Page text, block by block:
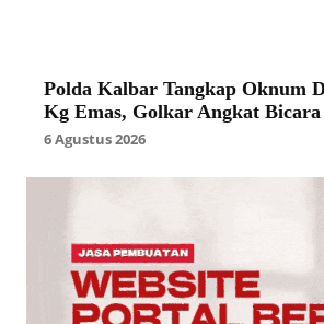
Polda Kalbar Tangkap Oknum
Kg Emas, Golkar Angkat Bicara
6 Agustus 2026